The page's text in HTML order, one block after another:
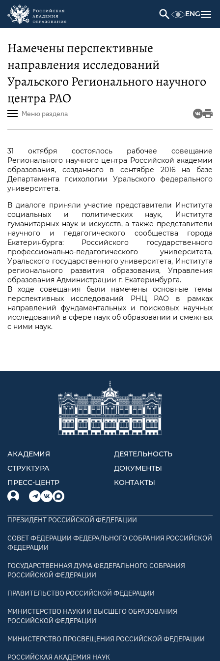
ENG
Намечены перспективные
направления исследований
Уральского Регионального научного
центра РАО
Меню раздела
31 октября состоялось рабочее совещание
Регионального научного центра Российской академии
образования, созданного в сентябре 2016 на базе
Департамента психологии Уральского федерального
университета.
В диалоге приняли участие представители Института
социальных и политических наук, Института
гуманитарных наук и искусств, а также представители
научного и педагогического сообщества города
Екатеринбурга: Российского государственного
профессионально-педагогического университета,
Уральского государственного университета, Института
регионального развития образования, Управления
образования Администрации г. Екатеринбурга.
В ходе совещания были намечены основные темы
перспективных исследований РНЦ РАО в рамках
направлений фундаментальных и поисковых научных
исследований в сфере наук об образовании и смежных
с ними наук.
АКАДЕМИЯ
ДЕЯТЕЛЬНОСТЬ
СТРУКТУРА
ДОКУМЕНТЫ
ПРЕСС-ЦЕНТР
КОНТАКТЫ
ПРЕЗИДЕНТ РОССИЙСКОЙ ФЕДЕРАЦИИ
СОВЕТ ФЕДЕРАЦИИ ФЕДЕРАЛЬНОГО СОБРАНИЯ РОССИЙСКОЙ
ФЕДЕРАЦИИ
ГОСУДАРСТВЕННАЯ ДУМА ФЕДЕРАЛЬНОГО СОБРАНИЯ
РОССИЙСКОЙ ФЕДЕРАЦИИ
ПРАВИТЕЛЬСТВО РОССИЙСКОЙ ФЕДЕРАЦИИ
МИНИСТЕРСТВО НАУКИ И ВЫСШЕГО ОБРАЗОВАНИЯ
РОССИЙСКОЙ ФЕДЕРАЦИИ
МИНИСТЕРСТВО ПРОСВЕЩЕНИЯ РОССИЙСКОЙ ФЕДЕРАЦИИ
РОССИЙСКАЯ АКАДЕМИЯ НАУК